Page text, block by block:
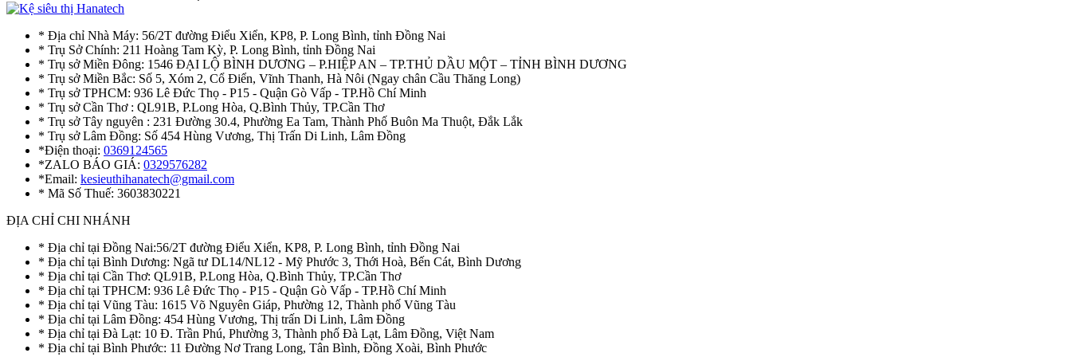
* Địa chỉ Nhà Máy: 56/2T đường Điểu Xiển, KP8, P. Long Bình, tỉnh Đồng Nai
* Trụ Sở Chính: 211 Hoàng Tam Kỳ, P. Long Bình, tỉnh Đồng Nai
* Trụ sở Miền Đông: 1546 ĐẠI LỘ BÌNH DƯƠNG – P.HIỆP AN – TP.THỦ DẦU MỘT – TỈNH BÌNH DƯƠNG
* Trụ sở Miền Bắc: Số 5, Xóm 2, Cổ Điển, Vĩnh Thanh, Hà Nôi (Ngay chân Cầu Thăng Long)
* Trụ sở TPHCM: 936 Lê Đức Thọ - P15 - Quận Gò Vấp - TP.Hồ Chí Minh
* Trụ sở Cần Thơ : QL91B, P.Long Hòa, Q.Bình Thủy, TP.Cần Thơ
* Trụ sở Tây nguyên : 231 Đường 30.4, Phường Ea Tam, Thành Phố Buôn Ma Thuột, Đắk Lắk
* Trụ sở Lâm Đồng: Số 454 Hùng Vương, Thị Trấn Di Linh, Lâm Đồng
*Điện thoại: 0369124565
*ZALO BÁO GIÁ: 0329576282
*Email: kesieuthihanatech@gmail.com
* Mã Số Thuế: 3603830221
ĐỊA CHỈ CHI NHÁNH
* Địa chỉ tại Đồng Nai:56/2T đường Điểu Xiển, KP8, P. Long Bình, tỉnh Đồng Nai
* Địa chỉ tại Bình Dương: Ngã tư DL14/NL12 - Mỹ Phước 3, Thới Hoà, Bến Cát, Bình Dương
* Địa chỉ tại Cần Thơ: QL91B, P.Long Hòa, Q.Bình Thủy, TP.Cần Thơ
* Địa chỉ tại TPHCM: 936 Lê Đức Thọ - P15 - Quận Gò Vấp - TP.Hồ Chí Minh
* Địa chỉ tại Vũng Tàu: 1615 Võ Nguyên Giáp, Phường 12, Thành phố Vũng Tàu
* Địa chỉ tại Lâm Đồng: 454 Hùng Vương, Thị trấn Di Linh, Lâm Đồng
* Địa chỉ tại Đà Lạt: 10 Đ. Trần Phú, Phường 3, Thành phố Đà Lạt, Lâm Đồng, Việt Nam
* Địa chỉ tại Bình Phước: 11 Đường Nơ Trang Long, Tân Bình, Đồng Xoài, Bình Phước